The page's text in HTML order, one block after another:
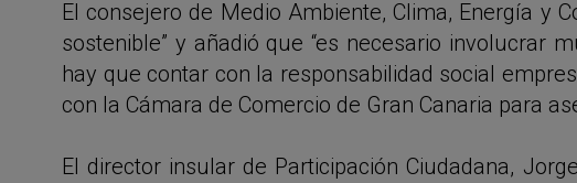
El consejero de Medio Ambiente, Clima, Energía y
sostenible” y añadió que “es necesario involucrar
hay que contar con la responsabilidad social
con la Cámara de Comercio de Gran Canaria para
El director insular de Participación Ciudadana,